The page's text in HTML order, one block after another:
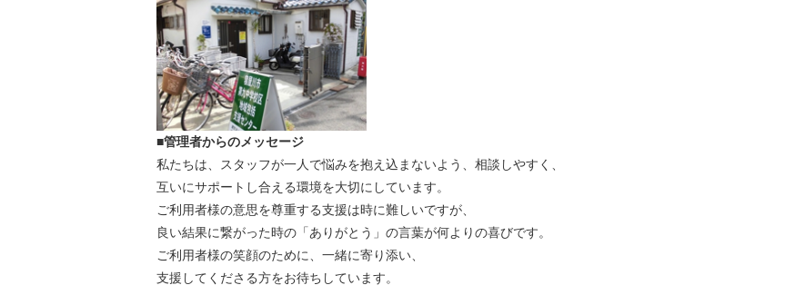
■管理者からのメッセージ
私たちは、スタッフが一人で悩みを抱え込まないよう、相談しやすく、
互いにサポートし合える環境を大切にしています。
ご利用者様の意思を尊重する支援は時に難しいですが、
良い結果に繋がった時の「ありがとう」の言葉が何よりの喜びです。
ご利用者様の笑顔のために、一緒に寄り添い、
支援してくださる方をお待ちしています。